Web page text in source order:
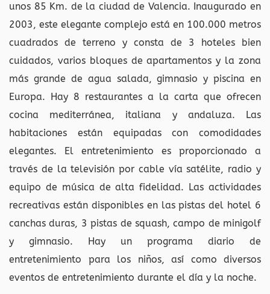
unos 85 Km. de la ciudad de Valencia. Inaugurado en
2003, este elegante complejo está en 100.000 metros
cuadrados de terreno y consta de 3 hoteles bien
cuidados, varios bloques de apartamentos y la zona
más grande de agua salada, gimnasio y piscina en
Europa. Hay 8 restaurantes a la carta que ofrecen
cocina mediterránea, italiana y andaluza. Las
habitaciones están equipadas con comodidades
elegantes. El entretenimiento es proporcionado a
través de la televisión por cable vía satélite, radio y
equipo de música de alta fidelidad. Las actividades
recreativas están disponibles en las pistas del hotel 6
canchas duras, 3 pistas de squash, campo de minigolf
y gimnasio. Hay un programa diario de
entretenimiento para los niños, así como diversos
eventos de entretenimiento durante el día y la noche.